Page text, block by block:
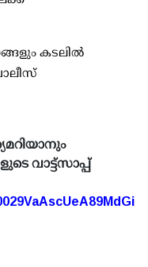
കടലില്‍
വാട്ട്സാപ്പ്